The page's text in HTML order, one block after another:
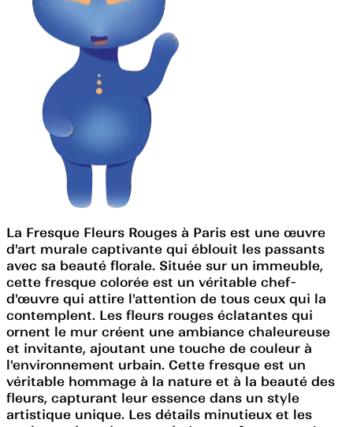
La Fresque Fleurs Rouges à Paris est une œuvre
d'art murale captivante qui éblouit les passants
avec sa beauté florale. Située sur un immeuble,
cette fresque colorée est un véritable chef-
d'œuvre qui attire l'attention de tous ceux qui la
contemplent. Les fleurs rouges éclatantes qui
ornent le mur créent une ambiance chaleureuse
et invitante, ajoutant une touche de couleur à
l'environnement urbain. Cette fresque est un
véritable hommage à la nature et à la beauté des
fleurs, capturant leur essence dans un style
artistique unique. Les détails minutieux et les